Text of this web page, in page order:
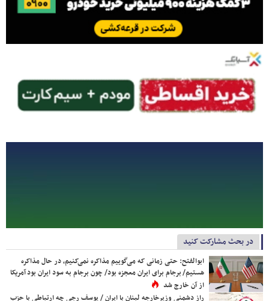
در بحث مشارکت کنید
ابوالفتح: حتی زمانی که می‌گوییم مذاکره نمی‌کنیم، در حال مذاکره
هستیم/ برجام برای ایران معجزه بود/ چون برجام به سود ایران بود آمریکا
از آن خارج شد
راز دشمنی وزیرخارجه لبنان با ایران / یوسف رجی چه ارتباطی با حزب